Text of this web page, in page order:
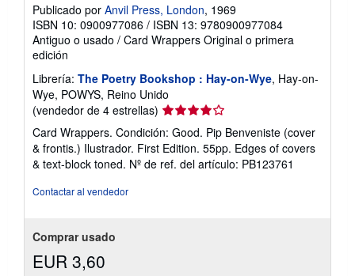
Publicado por Anvil Press, London, 1969
ISBN 10: 0900977086 / ISBN 13: 9780900977084
Antiguo o usado / Card Wrappers Original o primera
edición
Librería: The Poetry Bookshop : Hay-on-Wye, Hay-on-
Wye, POWYS, Reino Unido
(vendedor de 4 estrellas) Calificación
del
vendedor:
4
de
Card Wrappers. Condición: Good. Pip Benveniste (cover
& frontis.) Ilustrador. First Edition. 55pp. Edges of covers
& text-block toned. Nº de ref. del artículo: PB123761
Contactar al vendedor
Comprar usado
EUR 3,60